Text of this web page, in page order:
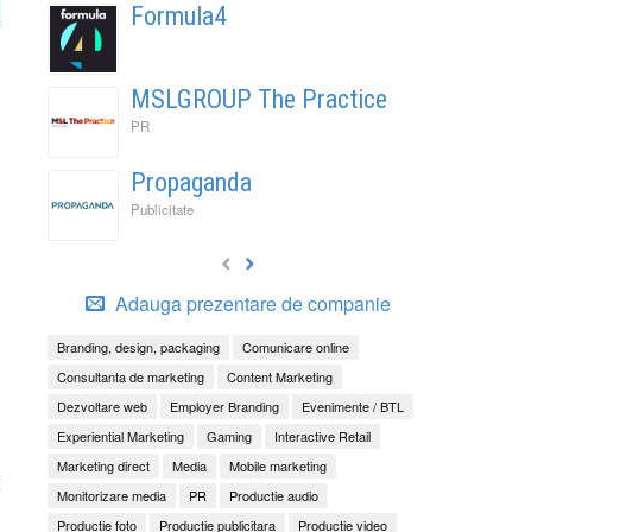
Formula4
MSLGROUP The Practice
PR
Propaganda
Publicitate
Adauga prezentare de companie
Branding, design, packaging
Comunicare online
Consultanta de marketing
Content Marketing
Dezvoltare web
Employer Branding
Evenimente / BTL
Experiential Marketing
Gaming
Interactive Retail
Marketing direct
Media
Mobile marketing
Monitorizare media
PR
Productie audio
Productie foto
Productie publicitara Productie video